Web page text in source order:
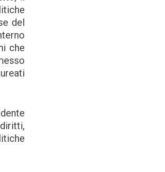
del
che